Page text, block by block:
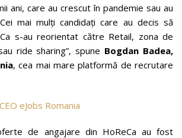
ani, care au crescut în pandemie sau au
mai mulți candidați care au decis să
s-au reorientat către Retail, zona de
ride sharing”, spune Bogdan Badea,
, cea mai mare platformă de recrutare
de angajare din HoReCa au fost